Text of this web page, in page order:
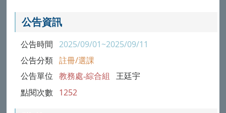
公告資訊
公告時間 2025/09/01~2025/09/11
公告分類 註冊/選課
公告單位 教務處-綜合組 王廷宇
點閱次數 1252